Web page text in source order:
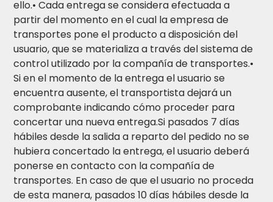
ello.• Cada entrega se considera efectuada a
partir del momento en el cual la empresa de
transportes pone el producto a disposición del
usuario, que se materializa a través del sistema de
control utilizado por la compañía de transportes.•
Si en el momento de la entrega el usuario se
encuentra ausente, el transportista dejará un
comprobante indicando cómo proceder para
concertar una nueva entrega.Si pasados 7 días
hábiles desde la salida a reparto del pedido no se
hubiera concertado la entrega, el usuario deberá
ponerse en contacto con la compañía de
transportes. En caso de que el usuario no proceda
de esta manera, pasados 10 días hábiles desde la